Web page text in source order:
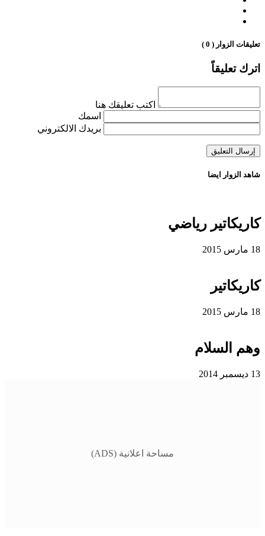
تعليقات الزوار ( 0 )
اترك تعليقاً
اكتب تعليقك هنا
اسمك
بريدك الالكتروني
شاهد الزوار ايضا
كاريكاتير رياضي
18 مارس 2015
كاريكاتير
18 مارس 2015
وهم السلام
13 ديسمبر 2014
مساحة اعلانية (ADS)